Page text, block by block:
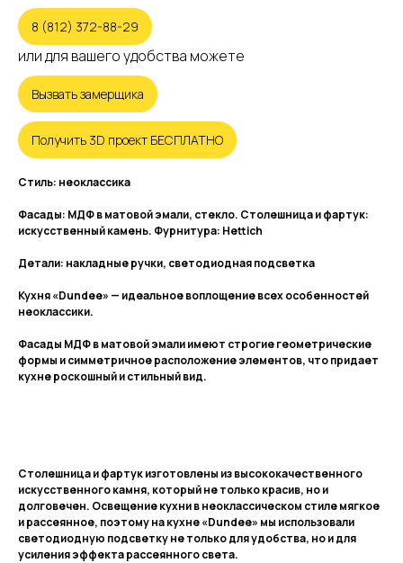
8 (812) 372-88-29
или для вашего удобства можете
Вызвать замерщика
Получить 3D проект БЕСПЛАТНО
Стиль: неоклассика
Фасады: МДФ в матовой эмали, стекло. Столешница и фартук:
искусственный камень. Фурнитура: Hettich
Детали: накладные ручки, светодиодная подсветка
Кухня «Dundee» — идеальное воплощение всех особенностей
неоклассики.
Фасады МДФ в матовой эмали имеют строгие геометрические
формы и симметричное расположение элементов, что придает
кухне роскошный и стильный вид.
Столешница и фартук изготовлены из высококачественного
искусственного камня, который не только красив, но и
долговечен. Освещение кухни в неоклассическом стиле мягкое
и рассеянное, поэтому на кухне «Dundee» мы использовали
светодиодную подсветку не только для удобства, но и для
усиления эффекта рассеянного света.